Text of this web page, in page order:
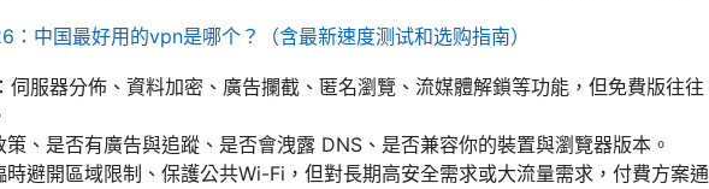
中国最好用的vpn是哪个？（含最新速度测试和选购指南）
服器分佈、資料加密、廣告攔截、匿名瀏覽、流媒體解鎖等功能，但免費版往往
、是否有廣告與追蹤、是否會洩露 DNS、是否兼容你的裝置與瀏覽器版本。
避開區域限制、保護公共Wi-Fi，但對長期高安全需求或大流量需求，付費方案通